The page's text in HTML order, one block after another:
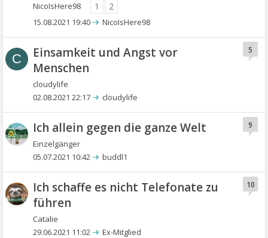
NicoIsHere98 1 2
15.08.2021 19:40 NicoIsHere98
C
Einsamkeit und Angst vor
Menschen
cloudylife
5
02.08.2021 22:17 cloudylife
Ich allein gegen die ganze Welt
Einzelgänger
9
05.07.2021 10:42 buddl1
Ich schaffe es nicht Telefonate zu
führen
Catalie
10
29.06.2021 11:02 Ex-Mitglied